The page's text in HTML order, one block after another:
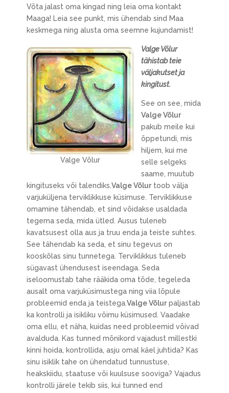
Võta jalast oma kingad ning leia oma kontakt
Maaga! Leia see punkt, mis ühendab sind Maa
keskmega ning alusta oma seemne kujundamist!
Valge Võlur
Valge Võlur
tähistab teie
väljakutset ja
kingitust.
See on see, mida
Valge Võlur
pakub meile kui
õppetundi, mis
hiljem, kui me
selle selgeks
saame, muutub
kingituseks või talendiks.Valge Võlurtoob välja
varjuküljena terviklikkuse küsimuse. Terviklikkuse
omamine tähendab, et sind võidakse usaldada
tegema seda, mida ütled. Ausus tuleneb
kavatsusest olla aus ja truu enda ja teiste suhtes.
See tähendab ka seda, et sinu tegevus on
kooskõlas sinu tunnetega. Terviklikkus tuleneb
sügavast ühendusest iseendaga. Seda
iseloomustab tahe rääkida oma tõde, tegeleda
ausalt oma varjuküsimustega ning viia lõpule
probleemid enda ja teistega.Valge Võlurpaljastab
ka kontrolli ja isikliku võimu küsimused. Vaadake
oma ellu, et näha, kuidas need probleemid võivad
avalduda. Kas tunned mõnikord vajadust millestki
kinni hoida, kontrollida, asju omal käel juhtida? Kas
sinu isiklik tahe on ühendatud tunnustuse,
heakskiidu, staatuse või kuulsuse sooviga? Vajadus
kontrolli järele tekib siis, kui tunned end